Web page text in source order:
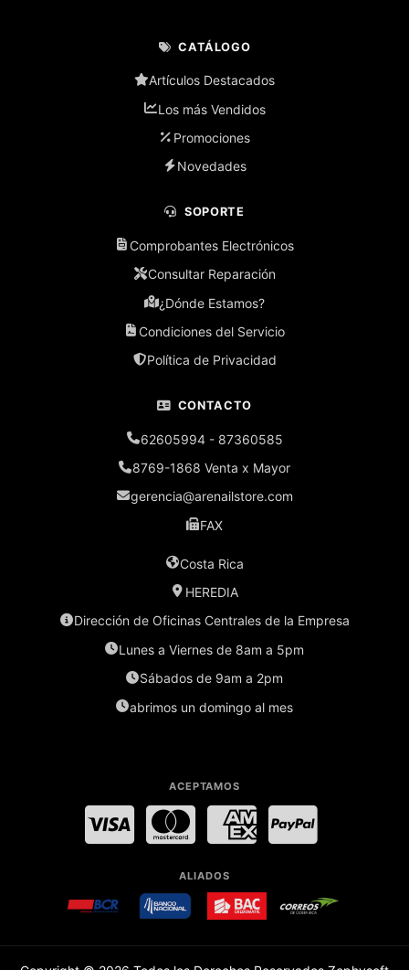
CATÁLOGO
Artículos Destacados
Los más Vendidos
Promociones
Novedades
SOPORTE
Comprobantes Electrónicos
Consultar Reparación
¿Dónde Estamos?
Condiciones del Servicio
Política de Privacidad
CONTACTO
62605994 - 87360585
8769-1868 Venta x Mayor
gerencia@arenailstore.com
FAX
Costa Rica
HEREDIA
Dirección de Oficinas Centrales de la Empresa
Lunes a Viernes de 8am a 5pm
Sábados de 9am a 2pm
abrimos un domingo al mes
ACEPTAMOS
Visa MasterCardAmerican Express
ALIADOS